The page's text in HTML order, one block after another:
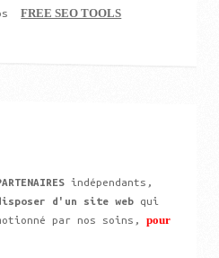
FREE SEO TOOLS
indépendants,
d'un site web qui
par nos soins,pour